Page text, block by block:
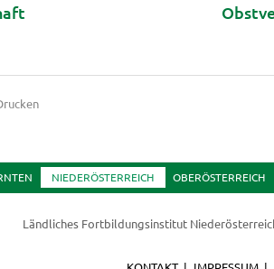
NIEDERÖSTERREICH OBERÖSTERREICH
Ländliches Fortbildungsinstitut